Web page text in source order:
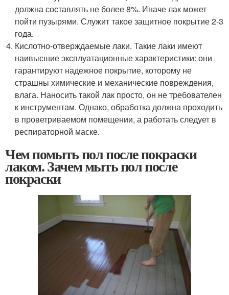
должна составлять не более 8%. Иначе лак может
пойти пузырями. Служит такое защитное покрытие 2-3
года.
Кислотно-отверждаемые лаки. Такие лаки имеют
наивысшие эксплуатационные характеристики: они
гарантируют надежное покрытие, которому не
страшны химические и механические повреждения,
влага. Наносить такой лак просто, он не требователен
к инструментам. Однако, обработка должна проходить
в проветриваемом помещении, а работать следует в
респираторной маске.
Чем помыть пол после покраски
лаком. Зачем мыть пол после
покраски